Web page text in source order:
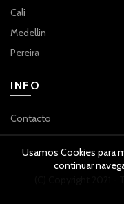
Cali
Medellin
Pereira
INFO
Contacto
(C) Copyright 2021
Usamos Cookies para
continuar